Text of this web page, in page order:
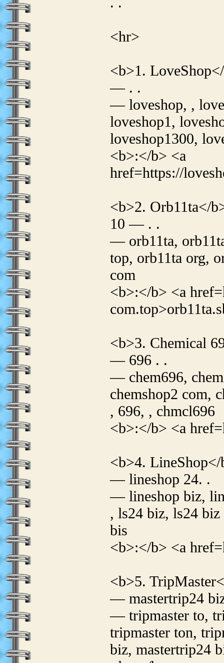
<hr>
<b>1.
— . .
— loveshop, ,
loveshop1,
loveshop1300,
<b>:</b> <a
href=https://
<b>2. Orb11ta</
10 — . .
— orb11ta,
top, orb11ta org,
com
<b>:</b> <a
<b>3. Chemical
— 696 . .
— chem696,
chemshop2 com,
, 696, , chmcl696
<b>:</b> <a
<b>4. LineShop</
— lineshop 24. .
— lineshop biz,
, ls24 biz, ls24
bis
<b>:</b> <a
<b>5.
— mastertrip24
— tripmaster to,
tripmaster ton,
biz, mastertrip24